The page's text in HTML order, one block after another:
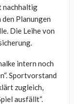
nachhaltig
Planungen
Die Leihe von
intern noch
Sportvorstand
zugleich,
ausfällt“.